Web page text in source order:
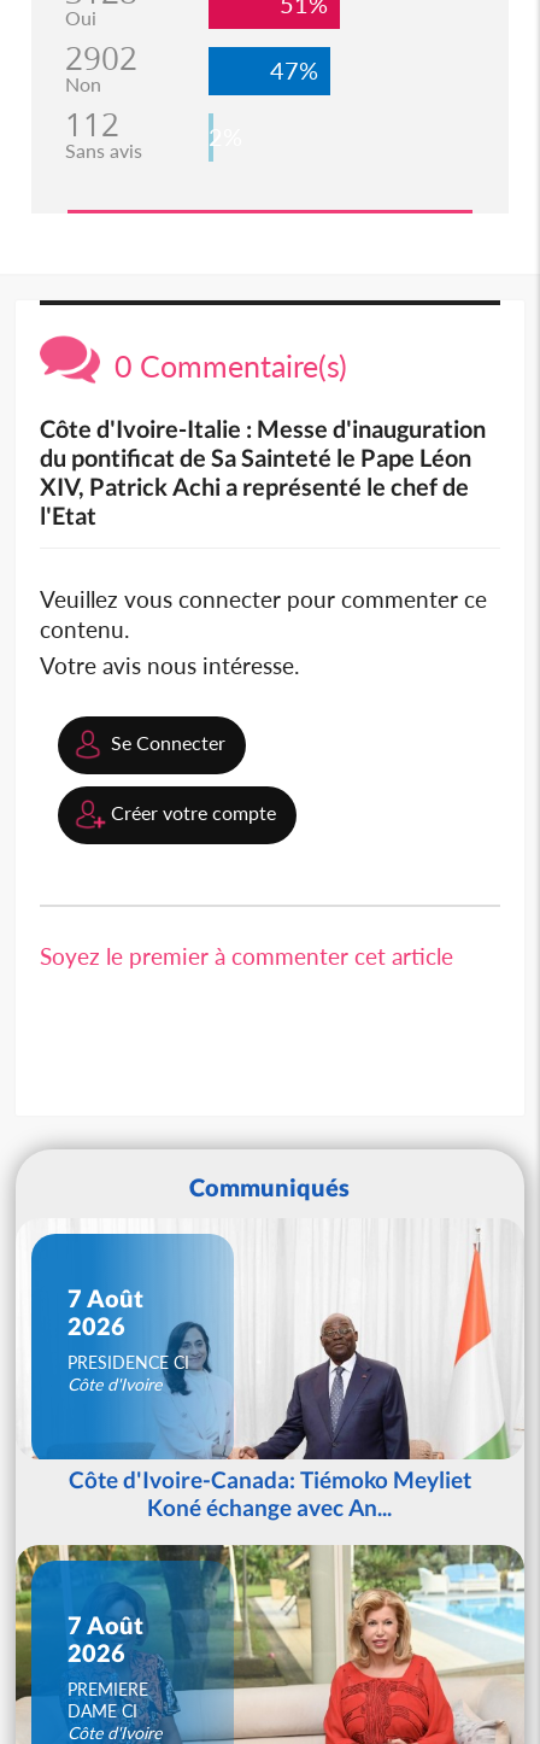
Oui
2902
Non 47%
112
Sans avis 2%
0 Commentaire(s)
Côte d'Ivoire-Italie : Messe d'inauguration
du pontificat de Sa Sainteté le Pape Léon
XIV, Patrick Achi a représenté le chef de
l'Etat
Veuillez vous connecter pour commenter ce
contenu.
Votre avis nous intéresse.
Se Connecter
Créer votre compte
Soyez le premier à commenter cet article
Communiqués
7 Août
2026
PRESIDENCE CI
Côte d'Ivoire
Côte d'Ivoire-Canada: Tiémoko Meyliet
Koné échange avec An...
7 Août
2026
PREMIERE
DAME CI
Côte d'Ivoire